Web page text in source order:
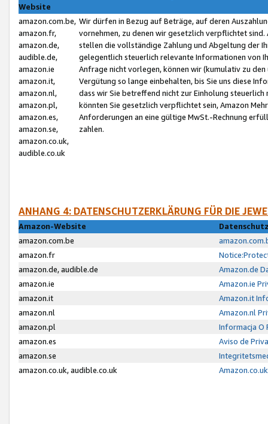
Website
amazon.com.be,
amazon.fr,
amazon.de,
audible.de,
amazon.ie
amazon.it,
amazon.nl,
amazon.pl,
amazon.es,
amazon.se,
amazon.co.uk,
audible.co.uk
Wir dürfen in Bezug auf Beträge, auf deren
vornehmen, zu denen wir gesetzlich verpflichtet
stellen die vollständige Zahlung und Abgeltung der
gelegentlich steuerlich relevante Informationen von
Anfrage nicht vorlegen, können wir (kumulativ zu
Vergütung so lange einbehalten, bis Sie uns diese
dass wir Sie betreffend nicht zur Einholung
könnten Sie gesetzlich verpflichtet sein, Amazon
Anforderungen an eine gültige MwSt.-Rechnung
zahlen.
ANHANG 4: DATENSCHUTZERKLÄRUNG FÜR DIE
Amazon-Website
amazon.com.be
amazon.fr
amazon.de, audible.de
Amazon.de
amazon.ie
Amazon.ie
amazon.it
Amazon.it
amazon.nl
Amazon.nl
amazon.pl
Informacja O
amazon.es
Aviso de
amazon.se
amazon.co.uk, audible.co.uk